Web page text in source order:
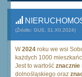
(Źródło: GUS, 31.XII.2024)
W2024 roku we wsi
każdych 1000
Jest to wartość znacznie
dolnośląskiego oraz